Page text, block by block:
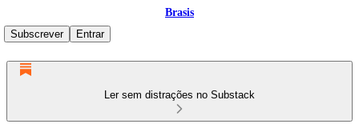
Brasis
Subscrever
Entrar
Ler sem distrações no Substack